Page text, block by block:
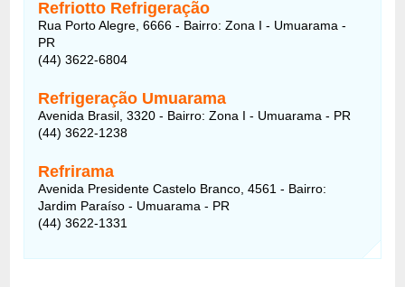
Refriotto Refrigeração
Rua Porto Alegre, 6666 - Bairro: Zona I - Umuarama -
PR
(44) 3622-6804
Refrigeração Umuarama
Avenida Brasil, 3320 - Bairro: Zona I - Umuarama - PR
(44) 3622-1238
Refrirama
Avenida Presidente Castelo Branco, 4561 - Bairro:
Jardim Paraíso - Umuarama - PR
(44) 3622-1331